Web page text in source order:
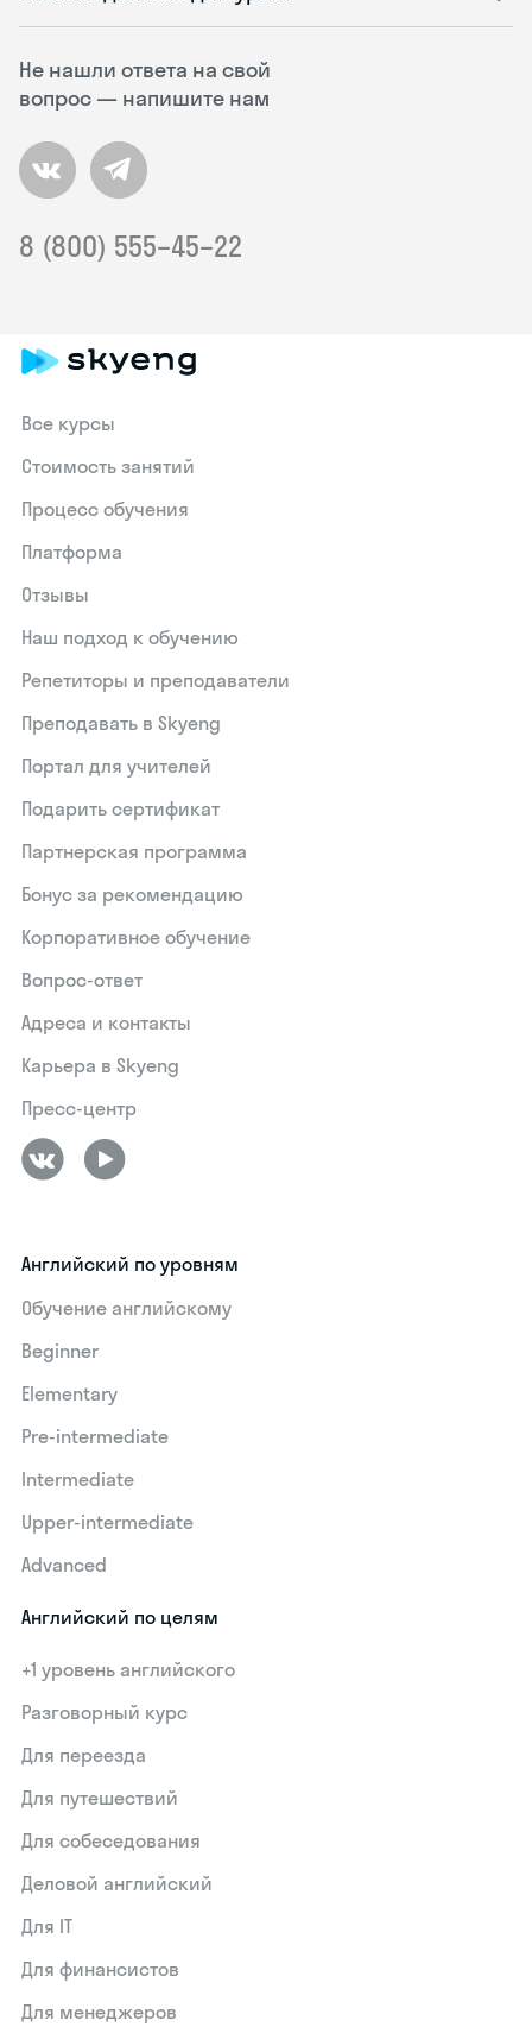
Не нашли ответа на свой
вопрос — напишите нам
8 (800) 555–45–22
Все курсы
Стоимость занятий
Процесс обучения
Платформа
Отзывы
Наш подход к обучению
Репетиторы и преподаватели
Преподавать в Skyeng
Портал для учителей
Подарить сертификат
Партнерская программа
Бонус за рекомендацию
Корпоративное обучение
Вопрос-ответ
Адреса и контакты
Карьера в Skyeng
Пресс-центр
Английский по уровням
Обучение английскому
Beginner
Elementary
Pre-intermediate
Intermediate
Upper-intermediate
Advanced
Английский по целям
+1 уровень английского
Разговорный курс
Для переезда
Для путешествий
Для собеседования
Деловой английский
Для IT
Для финансистов
Для менеджеров